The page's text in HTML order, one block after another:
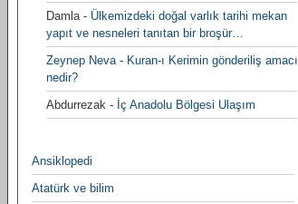
Damla- Ülkemizdeki doğal varlık tarihi mekan
yapıt ve nesneleri tanıtan bir broşür…
Zeynep Neva- Kuran-ı Kerimin gönderiliş amacı
nedir?
Abdurrezak - İç Anadolu Bölgesi Ulaşım
Ansiklopedi
Atatürk ve bilim